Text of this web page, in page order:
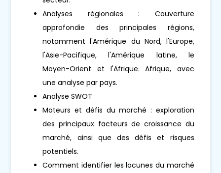
Analyses régionales : Couverture
approfondie des principales régions,
notamment l'Amérique du Nord, l'Europe,
l'Asie-Pacifique, l'Amérique latine, le
Moyen-Orient et l'Afrique. Afrique, avec
une analyse par pays.
Analyse SWOT
Moteurs et défis du marché : exploration
des principaux facteurs de croissance du
marché, ainsi que des défis et risques
potentiels.
Comment identifier les lacunes du marché